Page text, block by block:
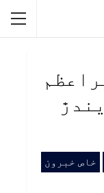
خاص خبرون